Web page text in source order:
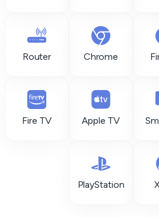
Router Chrome
Fire TV Apple TV
PlayStation